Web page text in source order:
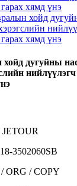
дугуйны
JETOUR
3502060SB
ORG / COPY